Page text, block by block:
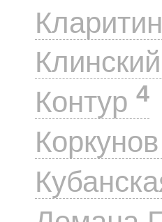
Кларитин
Клинский
Контур 4
Коркунов